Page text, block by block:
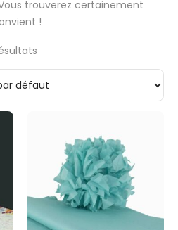
trouverez certainement
!